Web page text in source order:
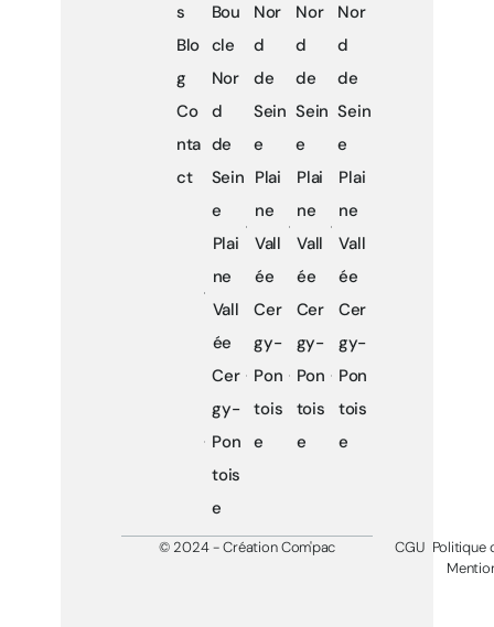
s
Blo
g
Co
nta
ct
Bou
cle
Nor
d
de
Sein
e
Plai
ne
Vall
ée
Cer
gy-
Pon
tois
e
Nor
d
de
Sein
e
Plai
ne
Vall
ée
Cer
gy-
Pon
tois
e
Nor
d
de
Sein
e
Plai
ne
Vall
ée
Cer
gy-
Pon
tois
e
Nor
d
de
Sein
e
Plai
ne
Vall
ée
Cer
gy-
Pon
tois
e
© 2024 - Création Com'pac CGU Politique